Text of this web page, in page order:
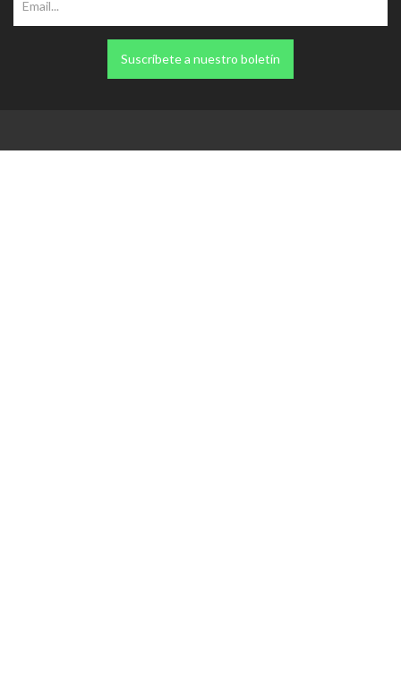
Suscríbete a nuestro boletín